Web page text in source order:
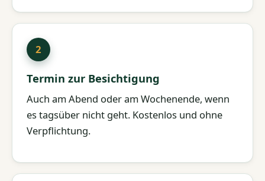
Termin zur Besichtigung
Auch am Abend oder am Wochenende, wenn
es tagsüber nicht geht. Kostenlos und ohne
Verpflichtung.